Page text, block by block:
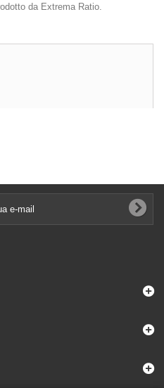
da Extrema Ratio.